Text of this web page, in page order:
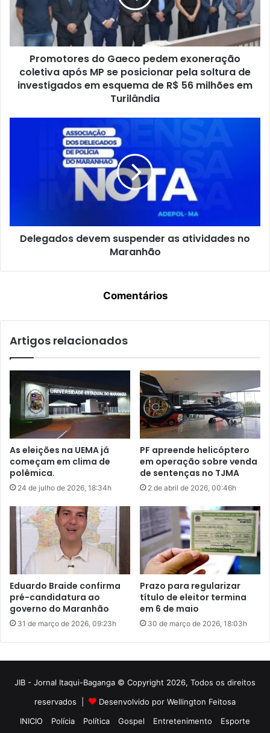
JIB - Jornal Itaqui-Baganga © Copyright 2026, Todos os direitos
reservados |
Desenvolvido por Wellington Feitosa
INICIO
Polícia Política Gospel Entretenimento Esporte